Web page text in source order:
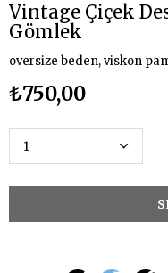
Vintage Çiçek
Gömlek
oversize beden, viskon
₺750,00